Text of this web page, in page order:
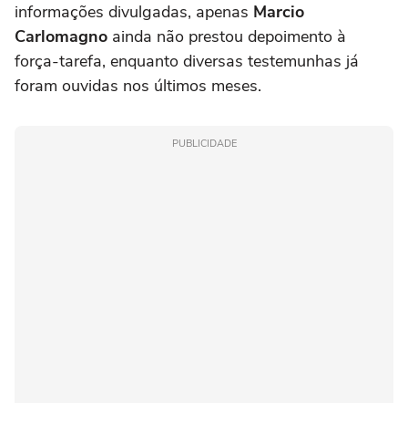
informações divulgadas, apenas Marcio
Carlomagno ainda não prestou depoimento à
força-tarefa, enquanto diversas testemunhas já
foram ouvidas nos últimos meses.
PUBLICIDADE